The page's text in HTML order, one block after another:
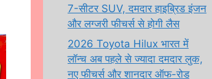
7-सीटर SUV, दमदार हाइब्रिड इंजन
और लग्जरी फीचर्स से होगी लैस
2026 Toyota Hilux भारत में
लॉन्च अब पहले से ज्यादा दमदार लुक,
नए फीचर्स और शानदार ऑफ-रोड